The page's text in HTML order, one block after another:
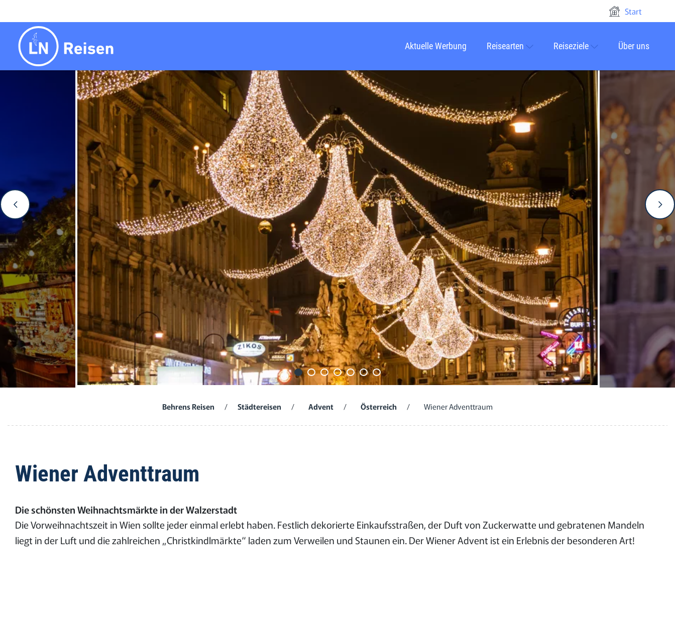
Start
Aktuelle Werbung Reisearten Reiseziele Über uns
Behrens Reisen / Städtereisen / Advent / Österreich / Wiener Adventtraum
Wiener Adventtraum
Die schönsten Weihnachtsmärkte in der Walzerstadt
Die Vorweihnachtszeit in Wien sollte jeder einmal erlebt haben. Festlich dekorierte Einkaufsstraßen, der Duft von Zuckerwatte und gebratenen Mandeln
liegt in der Luft und die zahlreichen „Christkindlmärkte“ laden zum Verweilen und Staunen ein. Der Wiener Advent ist ein Erlebnis der besonderen Art!